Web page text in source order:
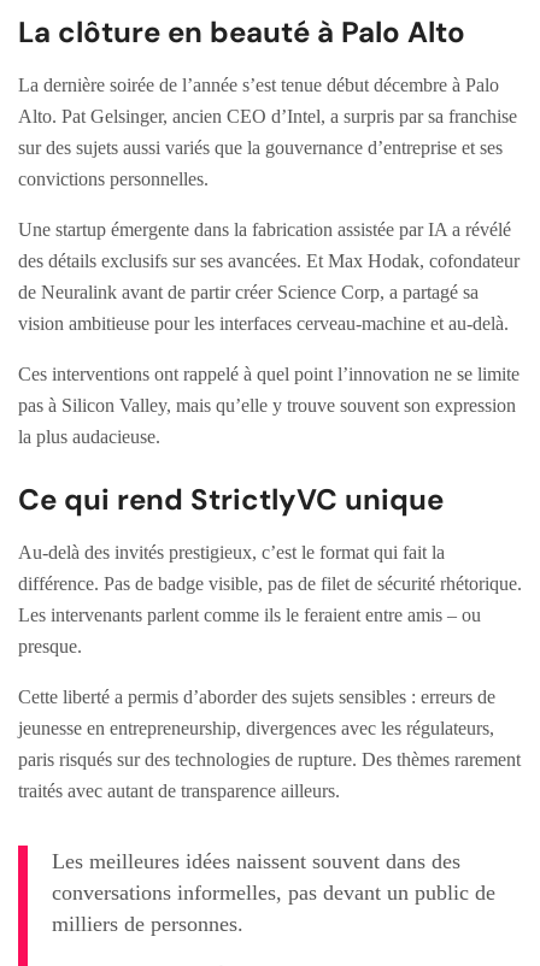
La clôture en beauté à Palo Alto
La dernière soirée de l’année s’est tenue début décembre à Palo
Alto. Pat Gelsinger, ancien CEO d’Intel, a surpris par sa franchise
sur des sujets aussi variés que la gouvernance d’entreprise et ses
convictions personnelles.
Une startup émergente dans la fabrication assistée par IA a révélé
des détails exclusifs sur ses avancées. Et Max Hodak, cofondateur
de Neuralink avant de partir créer Science Corp, a partagé sa
vision ambitieuse pour les interfaces cerveau-machine et au-delà.
Ces interventions ont rappelé à quel point l’innovation ne se limite
pas à Silicon Valley, mais qu’elle y trouve souvent son expression
la plus audacieuse.
Ce qui rend StrictlyVC unique
Au-delà des invités prestigieux, c’est le format qui fait la
différence. Pas de badge visible, pas de filet de sécurité rhétorique.
Les intervenants parlent comme ils le feraient entre amis – ou
presque.
Cette liberté a permis d’aborder des sujets sensibles : erreurs de
jeunesse en entrepreneurship, divergences avec les régulateurs,
paris risqués sur des technologies de rupture. Des thèmes rarement
traités avec autant de transparence ailleurs.
Les meilleures idées naissent souvent dans des
conversations informelles, pas devant un public de
milliers de personnes.